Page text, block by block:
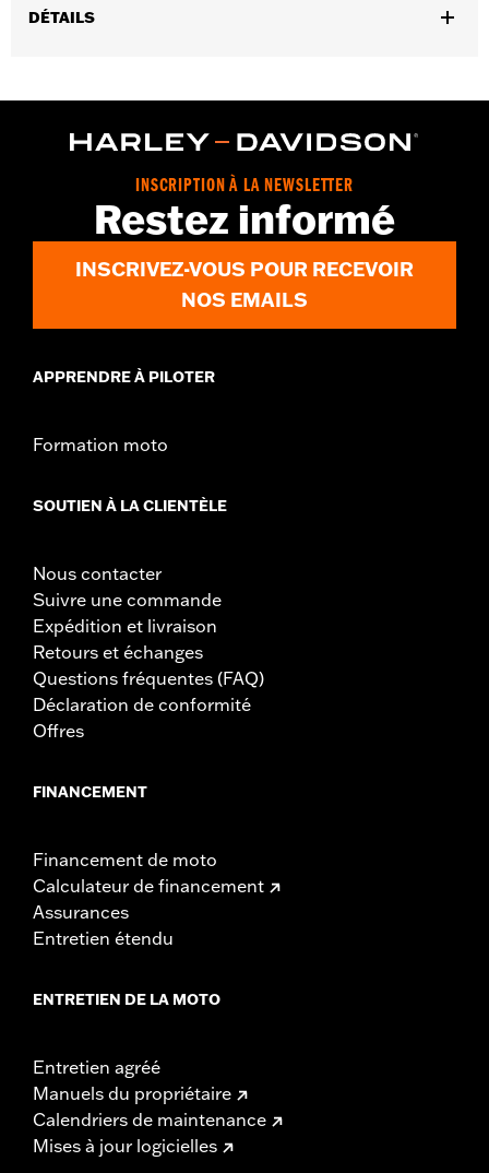
DÉTAILS
Instructions d’installation
Requires separate purchase of model-specific Wheel
Installation Kit, Sprocket hardware and Brake Rotor-
specific hardware. See I-sheet for details. Installation
model-specific tire.
INSCRIPTION À LA NEWSLETTER
Restez informé
INSCRIVEZ-VOUS POUR RECEVOIR
NOS EMAILS
APPRENDRE À PILOTER
Formation moto
SOUTIEN À LA CLIENTÈLE
Nous contacter
Suivre une commande
Expédition et livraison
Retours et échanges
Questions fréquentes (FAQ)
Déclaration de conformité
Offres
FINANCEMENT
Financement de moto
Calculateur de financement
Assurances
Entretien étendu
ENTRETIEN DE LA MOTO
Entretien agréé
Manuels du propriétaire
Calendriers de maintenance
Mises à jour logicielles